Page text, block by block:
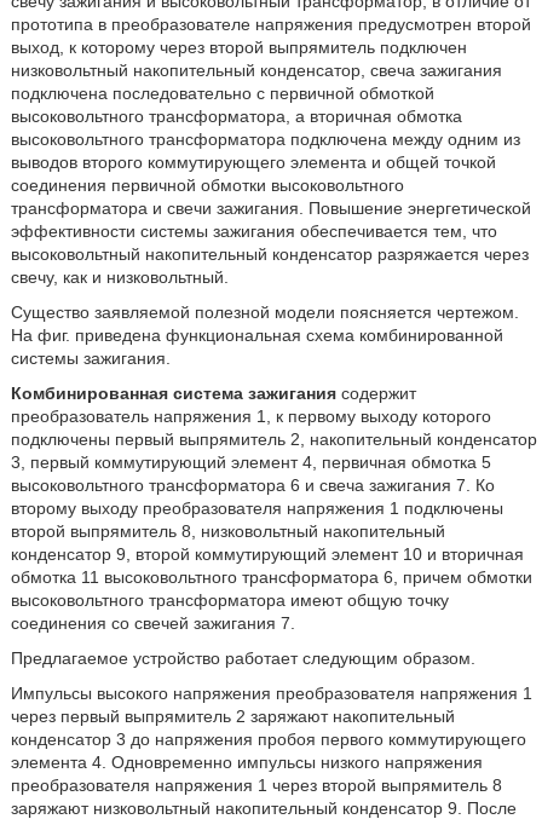
прототипа в преобразователе напряжения предусмотрен второй
выход, к которому через второй выпрямитель подключен
низковольтный накопительный конденсатор, свеча зажигания
подключена последовательно с первичной обмоткой
высоковольтного трансформатора, а вторичная обмотка
высоковольтного трансформатора подключена между одним из
выводов второго коммутирующего элемента и общей точкой
соединения первичной обмотки высоковольтного
трансформатора и свечи зажигания. Повышение энергетической
эффективности системы зажигания обеспечивается тем, что
высоковольтный накопительный конденсатор разряжается через
свечу, как и низковольтный.
Существо заявляемой полезной модели поясняется чертежом.
На фиг. приведена функциональная схема комбинированной
системы зажигания.
Комбинированная система зажиганиясодержит
преобразователь напряжения 1, к первому выходу которого
подключены первый выпрямитель 2, накопительный конденсатор
3, первый коммутирующий элемент 4, первичная обмотка 5
высоковольтного трансформатора 6 и свеча зажигания 7. Ко
второму выходу преобразователя напряжения 1 подключены
второй выпрямитель 8, низковольтный накопительный
конденсатор 9, второй коммутирующий элемент 10 и вторичная
обмотка 11 высоковольтного трансформатора 6, причем обмотки
высоковольтного трансформатора имеют общую точку
соединения со свечей зажигания 7.
Предлагаемое устройство работает следующим образом.
Импульсы высокого напряжения преобразователя напряжения 1
через первый выпрямитель 2 заряжают накопительный
конденсатор 3 до напряжения пробоя первого коммутирующего
элемента 4. Одновременно импульсы низкого напряжения
преобразователя напряжения 1 через второй выпрямитель 8
заряжают низковольтный накопительный конденсатор 9. После